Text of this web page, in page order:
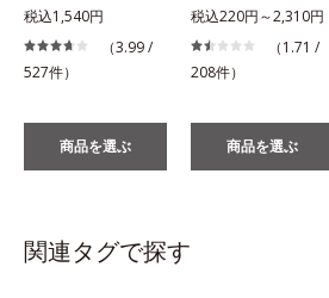
税込1,540円
（3.99 /
527件）
商品を選ぶ
税込220円～2,310円
（1.71 /
208件）
商品を選ぶ
関連タグで探す